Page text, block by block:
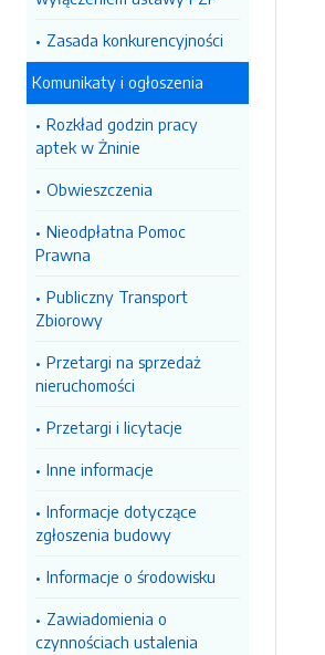
Zasada konkurencyjności
Komunikaty i ogłoszenia
Rozkład godzin pracy
aptek w Żninie
Obwieszczenia
Nieodpłatna Pomoc
Prawna
Publiczny Transport
Zbiorowy
Przetargi na sprzedaż
nieruchomości
Przetargi i licytacje
Inne informacje
Informacje dotyczące
zgłoszenia budowy
Informacje o środowisku
Zawiadomienia o
czynnościach ustalenia